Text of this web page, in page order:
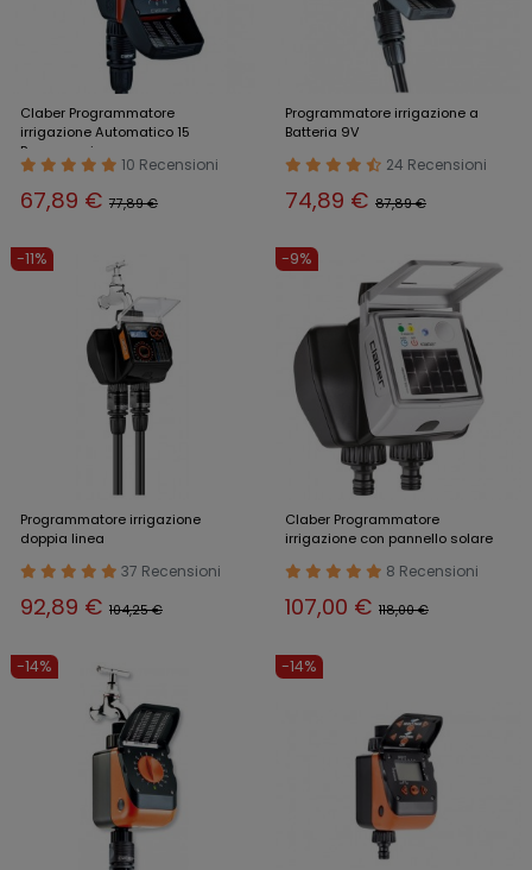
Claber Programmatore
irrigazione Automatico 15
Programmi
10 Recensioni
67,89 € 77,89 €
Programmatore irrigazione a
Batteria 9V
24 Recensioni
74,89 € 87,89 €
-11%
Programmatore irrigazione
doppia linea
37 Recensioni
92,89 € 104,25 €
-9%
Claber Programmatore
irrigazione con pannello solare
8 Recensioni
107,00 € 118,00 €
-14% -14%